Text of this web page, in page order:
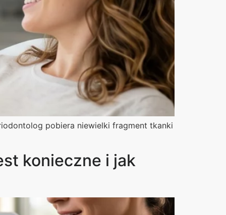
pobiera niewielki fragment tkanki
konieczne i jak